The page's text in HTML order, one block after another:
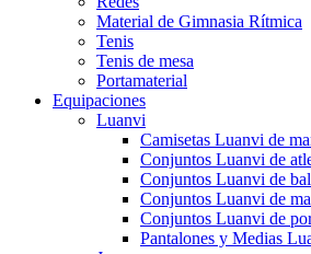
Material de Gimnasia Rítmica
Tenis
Tenis de mesa
Portamaterial
Equipaciones
Luanvi
Camisetas Luanvi de
Conjuntos Luanvi de
Conjuntos Luanvi de
Conjuntos Luanvi de
Conjuntos Luanvi de
Pantalones y Medias